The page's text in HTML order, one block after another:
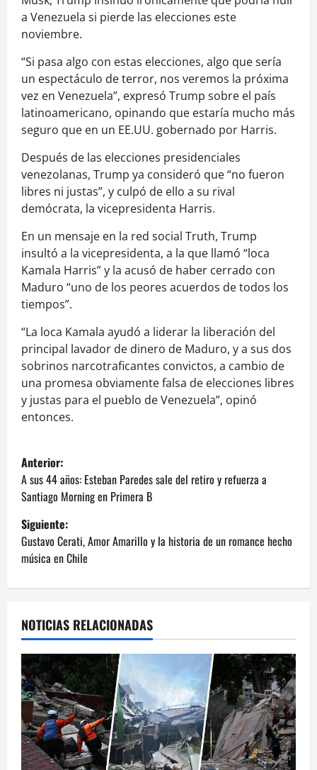
a Venezuela si pierde las elecciones este
noviembre.
“Si pasa algo con estas elecciones, algo que sería
un espectáculo de terror, nos veremos la próxima
vez en Venezuela”, expresó Trump sobre el país
latinoamericano, opinando que estaría mucho más
seguro que en un EE.UU. gobernado por Harris.
Después de las elecciones presidenciales
venezolanas, Trump ya consideró que “no fueron
libres ni justas”, y culpó de ello a su rival
demócrata, la vicepresidenta Harris.
En un mensaje en la red social Truth, Trump
insultó a la vicepresidenta, a la que llamó “loca
Kamala Harris” y la acusó de haber cerrado con
Maduro “uno de los peores acuerdos de todos los
tiempos”.
“La loca Kamala ayudó a liderar la liberación del
principal lavador de dinero de Maduro, y a sus dos
sobrinos narcotraficantes convictos, a cambio de
una promesa obviamente falsa de elecciones libres
y justas para el pueblo de Venezuela”, opinó
entonces.
N
a
v
e
c
i
ó
n
d
Anterior:
A sus 44 años: Esteban Paredes sale del retiro y refuerza a
Santiago Morning en Primera B
Siguiente:
Gustavo Cerati, Amor Amarillo y la historia de un romance hecho
música en Chile
NOTICIAS RELACIONADAS